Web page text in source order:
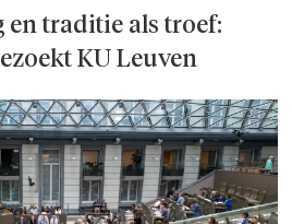
traditie als troef:
KU Leuven